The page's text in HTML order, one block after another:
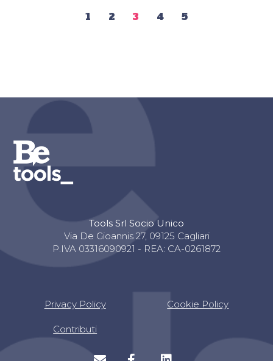
1 2 3 4 5
Tools Srl Socio Unico
Via De Gioannis 27, 09125 Cagliari
P.IVA 03316090921 - REA: CA-0261872
Privacy Policy Cookie Policy
Contributi